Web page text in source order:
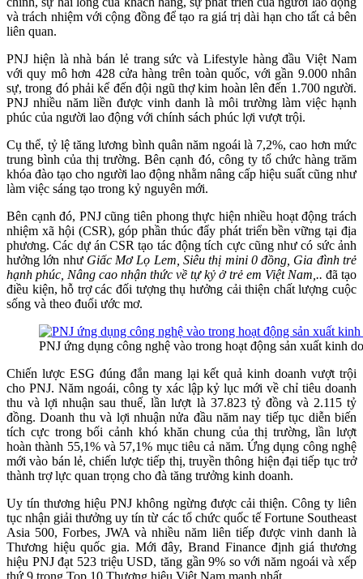
và trách nhiệm với cộng đồng để tạo ra giá trị dài hạn cho tất cả bên
liên quan.
PNJ hiện là nhà bán lẻ trang sức và Lifestyle hàng đầu Việt Nam
với quy mô hơn 428 cửa hàng trên toàn quốc, với gần 9.000 nhân
sự, trong đó phải kể đến đội ngũ thợ kim hoàn lên đến 1.700 người.
PNJ nhiều năm liền được vinh danh là môi trường làm việc hạnh
phúc của người lao động với chính sách phúc lợi vượt trội.
Cụ thể, tỷ lệ tăng lương bình quân năm ngoái là 7,2%, cao hơn mức
trung bình của thị trường. Bên cạnh đó, công ty tổ chức hàng trăm
khóa đào tạo cho người lao động nhằm nâng cấp hiệu suất cũng như
làm việc sáng tạo trong kỷ nguyên mới.
Bên cạnh đó, PNJ cũng tiên phong thực hiện nhiều hoạt động trách
nhiệm xã hội (CSR), góp phần thúc đẩy phát triển bền vững tại địa
phương. Các dự án CSR tạo tác động tích cực cũng như có sức ảnh
hưởng lớn như Giấc Mơ Lọ Lem, Siêu thị mini 0 đồng, Gia đình trẻ
hạnh phúc, Nâng cao nhận thức về tự kỷ ở trẻ em Việt Nam,.. đã tạo
điều kiện, hỗ trợ các đối tượng thụ hưởng cải thiện chất lượng cuộc
sống và theo đuổi ước mơ.
PNJ ứng dụng công nghệ vào trong hoạt động sản xuất kinh
Chiến lược ESG đúng đắn mang lại kết quả kinh doanh vượt trội
cho PNJ. Năm ngoái, công ty xác lập kỷ lục mới về chỉ tiêu doanh
thu và lợi nhuận sau thuế, lần lượt là 37.823 tỷ đồng và 2.115 tỷ
đồng. Doanh thu và lợi nhuận nửa đầu năm nay tiếp tục diễn biến
tích cực trong bối cảnh khó khăn chung của thị trường, lần lượt
hoàn thành 55,1% và 57,1% mục tiêu cả năm. Ứng dụng công nghệ
mới vào bán lẻ, chiến lược tiếp thị, truyền thông hiện đại tiếp tục trở
thành trợ lực quan trọng cho đà tăng trưởng kinh doanh.
Uy tín thương hiệu PNJ không ngừng được cải thiện. Công ty liên
tục nhận giải thưởng uy tín từ các tổ chức quốc tế Fortune Southeast
Asia 500, Forbes, JWA và nhiều năm liên tiếp được vinh danh là
Thương hiệu quốc gia. Mới đây, Brand Finance định giá thương
hiệu PNJ đạt 523 triệu USD, tăng gần 9% so với năm ngoái và xếp